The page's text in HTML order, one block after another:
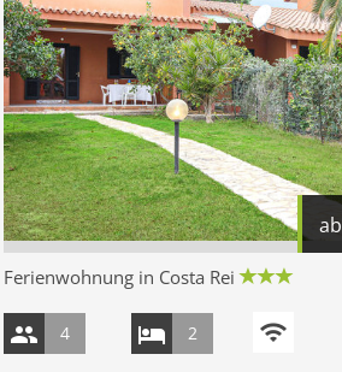
ab
Ferienwohnung in Costa Rei
4 2